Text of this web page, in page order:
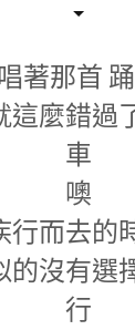
著那首
這麼錯過
車
噢
行而去的
的沒有選
行